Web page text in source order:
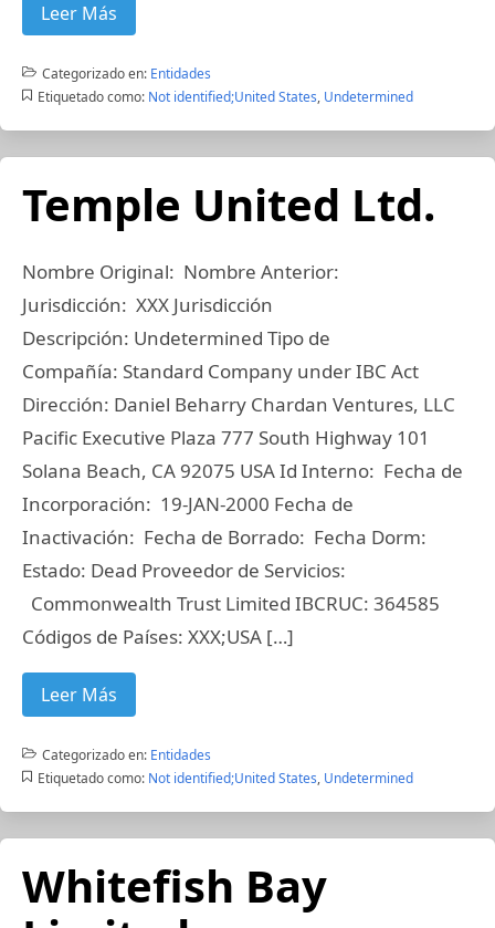
Leer Más
Categorizado en: Entidades
Etiquetado como: Not identified;United States, Undetermined
Temple United Ltd.
Nombre Original: Nombre Anterior:
Jurisdicción: XXX Jurisdicción
Descripción: Undetermined Tipo de
Compañía: Standard Company under IBC Act
Dirección: Daniel Beharry Chardan Ventures, LLC
Pacific Executive Plaza 777 South Highway 101
Solana Beach, CA 92075 USA Id Interno: Fecha de
Incorporación: 19-JAN-2000 Fecha de
Inactivación: Fecha de Borrado: Fecha Dorm:
Estado: Dead Proveedor de Servicios:
Commonwealth Trust Limited IBCRUC: 364585
Códigos de Países: XXX;USA […]
Leer Más
Categorizado en: Entidades
Etiquetado como: Not identified;United States, Undetermined
Whitefish Bay